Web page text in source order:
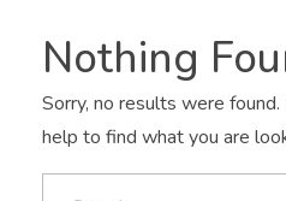
Nothing
Sorry, no results were
help to find what you are